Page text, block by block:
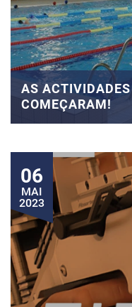
AS
COMEÇARAM!
06
MAI
2023